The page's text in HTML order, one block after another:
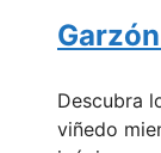
Descubra
viñedo